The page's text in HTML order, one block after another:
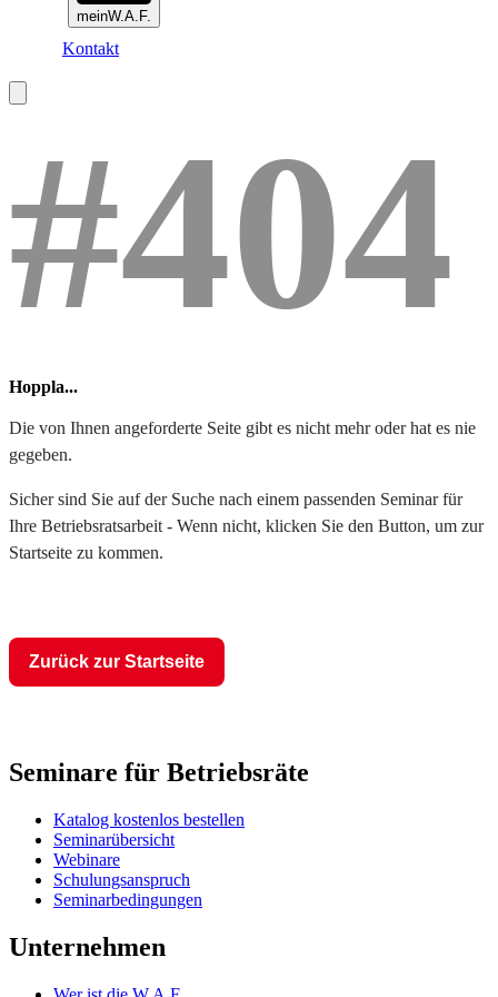
meinW.A.F.
Kontakt
#404
Hoppla...
Die von Ihnen angeforderte Seite gibt es nicht mehr oder hat es nie
gegeben.
Sicher sind Sie auf der Suche nach einem passenden Seminar für
Ihre Betriebsratsarbeit - Wenn nicht, klicken Sie den Button, um zur
Startseite zu kommen.
Zurück zur Startseite
Seminare für Betriebsräte
Katalog kostenlos bestellen
Seminarübersicht
Webinare
Schulungsanspruch
Seminarbedingungen
Unternehmen